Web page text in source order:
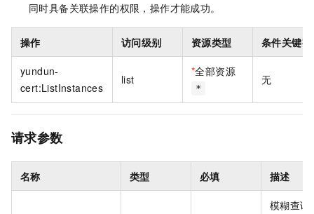
同时具备关联操作的权限，操作才能成功。
操作 访问级别 资源类型 条件关键字
yundun-
cert:ListInstances
list
*全部资源
*
无
请求参数
名称 类型 必填 描述
模糊查询